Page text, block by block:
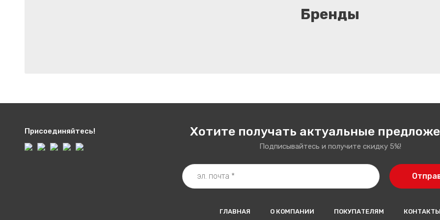
Бренды
Присоединяйтесь! Хотите получать актуальные
Подписывайтесь и получите скидку 5%!
ГЛАВНАЯ О КОМПАНИИ ПОКУПАТЕЛЯМ КОНТАКТЫ